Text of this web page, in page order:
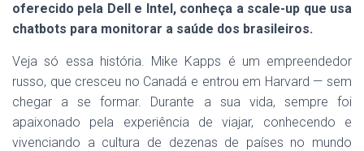
oferecido pela Dell e Intel, conheça a scale-up que usa
chatbots para monitorar a saúde dos brasileiros.
Veja só essa história. Mike Kapps é um empreendedor
russo, que cresceu no Canadá e entrou em Harvard — sem
chegar a se formar. Durante a sua vida, sempre foi
apaixonado pela experiência de viajar, conhecendo e
vivenciando a cultura de dezenas de países no mundo